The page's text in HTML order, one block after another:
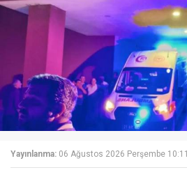
Yayınlanma: 06 Ağustos 2026 Perşembe 10:11